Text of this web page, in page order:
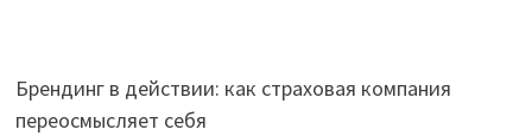
Брендинг в действии: как страховая компания
переосмысляет себя